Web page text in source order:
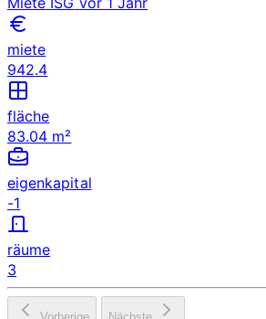
miete
942.4
fläche
83.04 m²
eigenkapital
-1
räume
3